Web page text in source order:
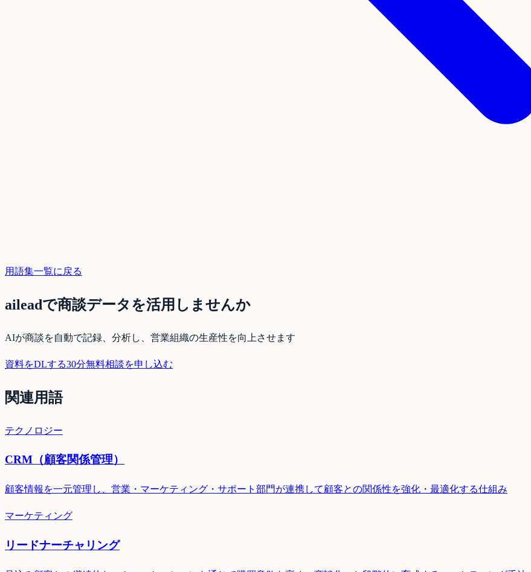
用語集一覧に戻る
aileadで商談データを活用しませんか
AIが商談を自動で記録、分析し、営業組織の生産性を向上させます
資料をDLする30分無料相談を申し込む
関連用語
テクノロジー
CRM（顧客関係管理）
顧客情報を一元管理し、営業・マーケティング・サポート部門が連携して顧客との関係性を強化・最適化する仕組み
マーケティング
リードナーチャリング